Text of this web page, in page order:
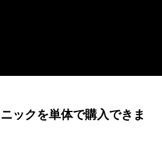
ックを単体で購入できま